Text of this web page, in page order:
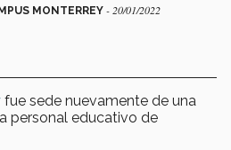
MONTERREY - 20/01/2022
fue sede nuevamente de una
personal educativo de